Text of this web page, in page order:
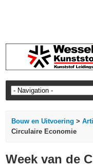
Bouw en Uitvoering >
Circulaire Economie
Week van de